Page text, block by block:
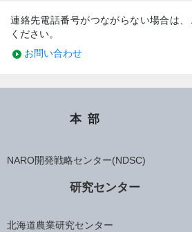
連絡先電話番号がつながらない場合は
ください。
お問い合わせ
本部
NARO開発戦略センター(NDSC)
研究センター
北海道農業研究センター